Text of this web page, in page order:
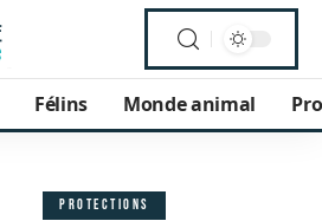
Félins Monde animal
PROTECTIONS